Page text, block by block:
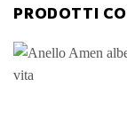
PRODOTTI